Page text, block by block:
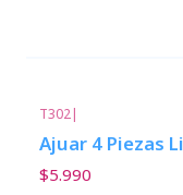
T302|
Ajuar 4 Piezas
$5.990